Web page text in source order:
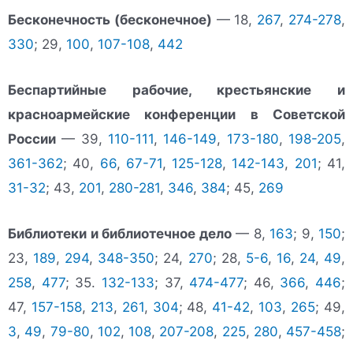
Бесконечность (бесконечное) — 18, 267, 274-278,
330; 29, 100, 107-108, 442
Беспартийные рабочие, крестьянские и
красноармейские конференции в Советской
России — 39, 110-111, 146-149, 173-180, 198-205,
361-362; 40, 66, 67-71, 125-128, 142-143, 201; 41,
31-32; 43, 201, 280-281, 346, 384; 45, 269
Библиотеки и библиотечное дело— 8, 163; 9, 150;
23, 189, 294, 348-350; 24, 270; 28, 5-6, 16, 24, 49,
258, 477; 35. 132-133; 37, 474-477; 46, 366, 446;
47, 157-158, 213, 261, 304; 48, 41-42, 103, 265; 49,
3, 49, 79-80, 102, 108, 207-208, 225, 280, 457-458;